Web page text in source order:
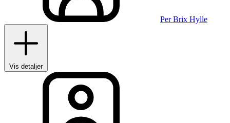
Per Brix Hylle
Vis detaljer